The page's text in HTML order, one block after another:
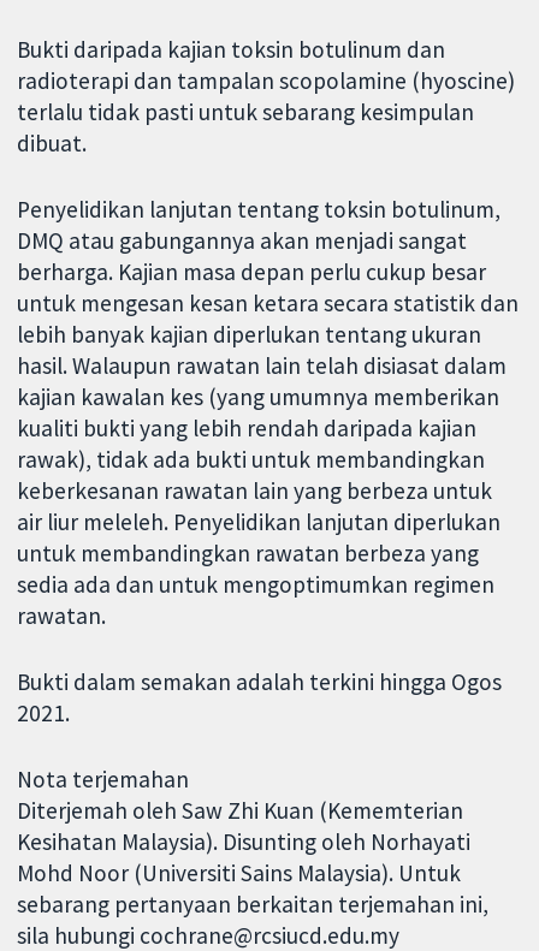
Bukti daripada kajian toksin botulinum dan
radioterapi dan tampalan scopolamine (hyoscine)
terlalu tidak pasti untuk sebarang kesimpulan
dibuat.
Penyelidikan lanjutan tentang toksin botulinum,
DMQ atau gabungannya akan menjadi sangat
berharga. Kajian masa depan perlu cukup besar
untuk mengesan kesan ketara secara statistik dan
lebih banyak kajian diperlukan tentang ukuran
hasil. Walaupun rawatan lain telah disiasat dalam
kajian kawalan kes (yang umumnya memberikan
kualiti bukti yang lebih rendah daripada kajian
rawak), tidak ada bukti untuk membandingkan
keberkesanan rawatan lain yang berbeza untuk
air liur meleleh. Penyelidikan lanjutan diperlukan
untuk membandingkan rawatan berbeza yang
sedia ada dan untuk mengoptimumkan regimen
rawatan.
Bukti dalam semakan adalah terkini hingga Ogos
2021.
Nota terjemahan
Diterjemah oleh Saw Zhi Kuan (Kememterian
Kesihatan Malaysia). Disunting oleh Norhayati
Mohd Noor (Universiti Sains Malaysia). Untuk
sebarang pertanyaan berkaitan terjemahan ini,
sila hubungi cochrane@rcsiucd.edu.my